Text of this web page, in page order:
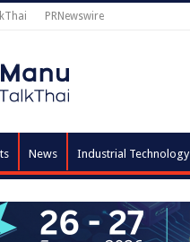
PRNewswire
News Industrial Technology